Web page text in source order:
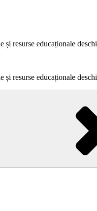
și resurse educaționale
și resurse educaționale